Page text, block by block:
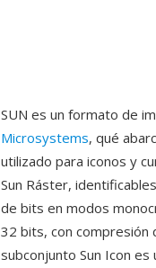
SUN es un formato de
Microsystems, qué
utilizado para iconos y
Sun Ráster,
de bits en modos
32 bits, con compresión
subconjunto Sun Icon